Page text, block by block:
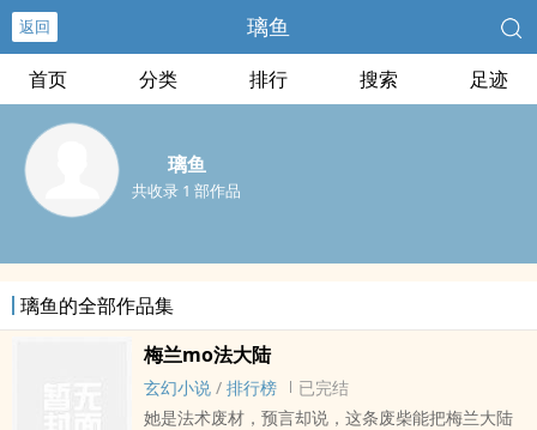
返回 璃鱼
首页 分类 排行 搜索 足迹
璃鱼
共收录 1 部作品
璃鱼的全部作品集
梅兰mo法大陆
玄幻小说 / 排行榜
已完结
她是法术废材，预言却说，这条废柴能把梅兰大陆